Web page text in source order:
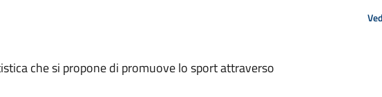
che si propone di promuove lo sport attraverso